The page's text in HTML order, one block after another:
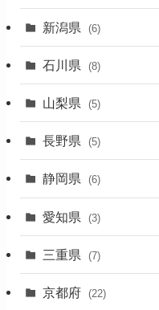
(11)
(1)
(5)
(1)
(11)
(4)
新潟県 (6)
石川県 (8)
山梨県 (5)
長野県 (5)
静岡県 (6)
愛知県 (3)
三重県 (7)
京都府 (22)